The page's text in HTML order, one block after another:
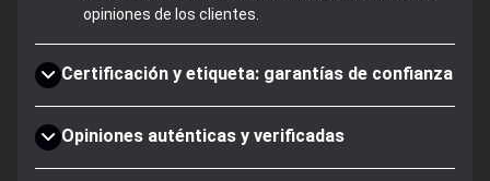
opiniones de los clientes.
Certificación y etiqueta: garantías de confianza
Opiniones auténticas y verificadas